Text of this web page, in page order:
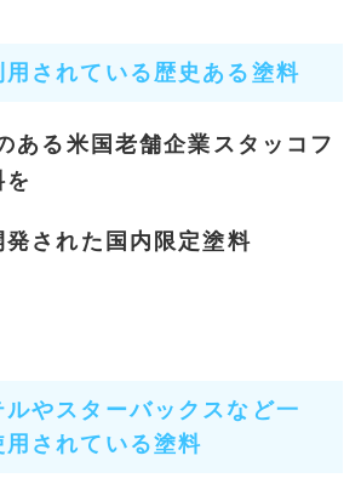
用されている歴史ある塗料
ある米国老舗企業スタッコフ
発された国内限定塗料
ルやスターバックスなど一
されている塗料